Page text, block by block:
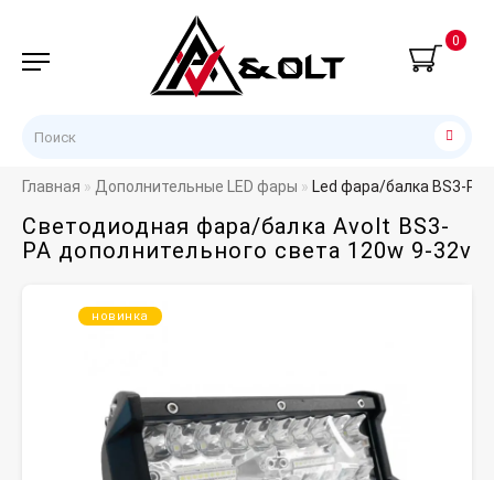
0
Главная Дополнительные LED фары Led фара/балка BS3-PA
Светодиодная фара/балка Avolt BS3-
PA дополнительного света 120w 9-32v
новинка